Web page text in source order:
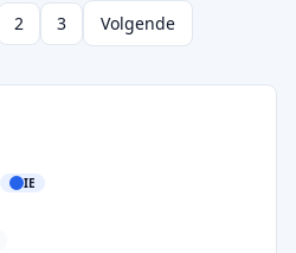
2 3 Volgende
IE